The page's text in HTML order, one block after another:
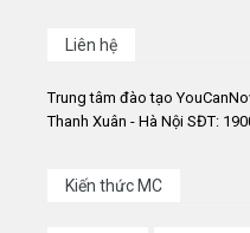
Liên hệ
Trung tâm đào tạo
Thanh Xuân - Hà Nội SĐT:
Kiến thức MC